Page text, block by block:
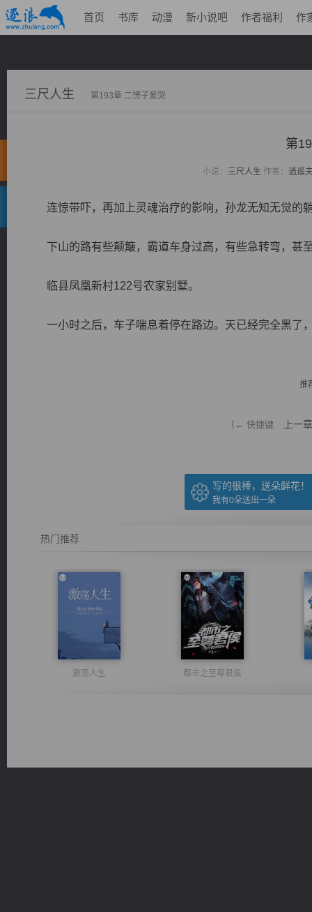
首页 书库 动漫 新小说吧 作者福利 作
三尺人生 第193章 二愣子爱哭
第
小说： 三尺人生 作者： 逍遥
连惊带吓，再加上灵魂治疗的影响，孙龙无知无觉的
下山的路有些颠簸，霸道车身过高，有些急转弯，甚
临县凤凰新村122号农家别墅。
一小时之后，车子喘息着停在路边。天已经完全黑了
推
（← 快捷键 上一章
写的很棒，送朵鲜花！
我有0朵送出一朵
热门推荐
激荡人生 都市之至尊君侯